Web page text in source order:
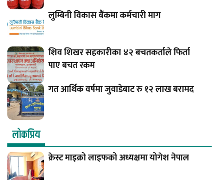
लुम्बिनी विकास बैंकमा कर्मचारी माग
शिव शिखर सहकारीका ४२ बचतकर्ताले फिर्ता
पाए बचत रकम
गत आर्थिक वर्षमा जुवाडेबाट रु १२ लाख बरामद
लाेकप्रिय
क्रेस्ट माइक्रो लाइफको अध्यक्षमा योगेश नेपाल